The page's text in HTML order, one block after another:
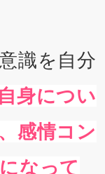
識を自分
身につい
感情コン
なって